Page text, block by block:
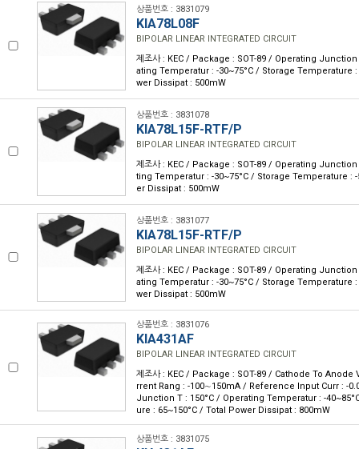
상품번호 : 3831079
KIA78L08F
BIPOLAR LINEAR INTEGRATED CIRCUIT
제조사 : KEC / Package : SOT-89 / Operating Junction
ating Temperatur : -30~75°C / Storage Temperature :
wer Dissipat : 500mW
상품번호 : 3831078
KIA78L15F-RTF/P
BIPOLAR LINEAR INTEGRATED CIRCUIT
제조사 : KEC / Package : SOT-89 / Operating Junction
ting Temperatur : -30~75°C / Storage Temperature : -
er Dissipat : 500mW
상품번호 : 3831077
KIA78L15F-RTF/P
BIPOLAR LINEAR INTEGRATED CIRCUIT
제조사 : KEC / Package : SOT-89 / Operating Junction
ating Temperatur : -30~75°C / Storage Temperature :
wer Dissipat : 500mW
상품번호 : 3831076
KIA431AF
BIPOLAR LINEAR INTEGRATED CIRCUIT
제조사 : KEC / Package : SOT-89 / Cathode To Anode
rrent Rang : -100∼150mA / Reference Input Curr : -
Junction T : 150°C / Operating Temperatur : -
ure : 65~150°C / Total Power Dissipat : 800mW
상품번호 : 3831075